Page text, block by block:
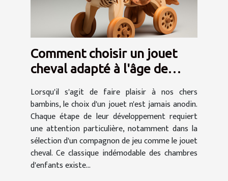
Comment choisir un jouet
cheval adapté à l'âge de
Lorsqu'il s'agit de faire plaisir à nos chers
bambins, le choix d'un jouet n'est jamais anodin.
Chaque étape de leur développement requiert
une attention particulière, notamment dans la
sélection d'un compagnon de jeu comme le jouet
cheval. Ce classique indémodable des chambres
d'enfants existe...